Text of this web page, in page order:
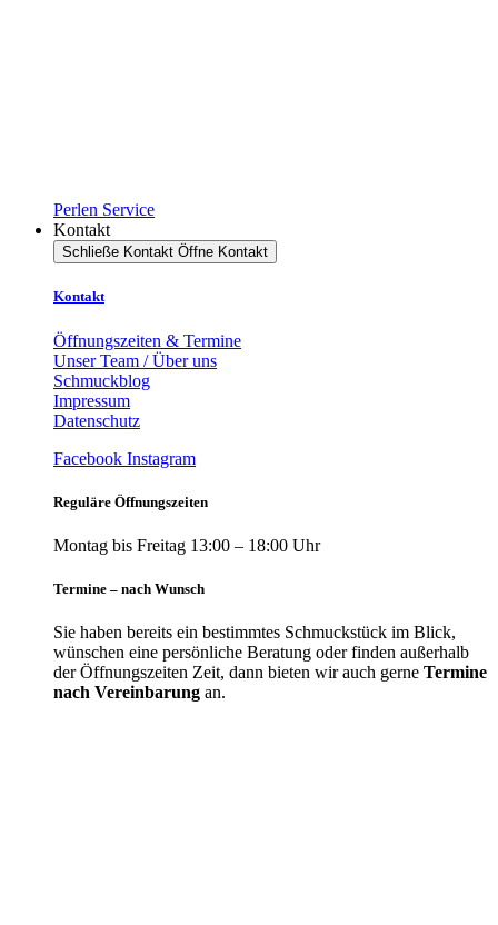
Perlen Service
Kontakt
Schließe Kontakt Öffne Kontakt
Kontakt
Öffnungszeiten & Termine
Unser Team / Über uns
Schmuckblog
Impressum
Datenschutz
Facebook Instagram
Reguläre Öffnungszeiten
Montag bis Freitag 13:00 – 18:00 Uhr
Termine – nach Wunsch
Sie haben bereits ein bestimmtes Schmuckstück im Blick,
wünschen eine persönliche Beratung oder finden außerhalb
der Öffnungszeiten Zeit, dann bieten wir auch gerne Termine
nach Vereinbarung an.